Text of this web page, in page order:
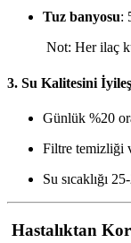
Tuz banyosu:
Not: Her ilaç
3. Su Kalitesini
Günlük %20
Filtre temizliği
Su sıcaklığı
Hastalıktan